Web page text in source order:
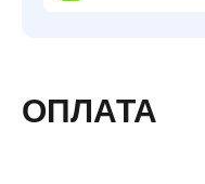
ОПЛАТА